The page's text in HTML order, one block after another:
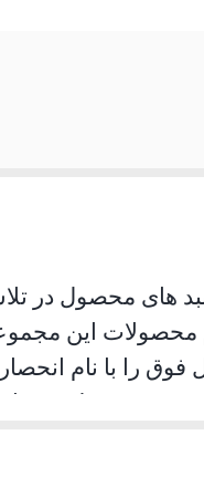
های محصول در
این
را با نام
موفق به جلب